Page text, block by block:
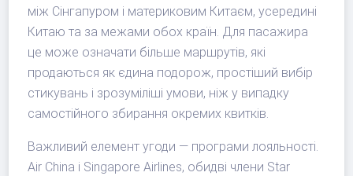
між Сінгапуром і материковим Китаєм, усередині
Китаю та за межами обох країн. Для пасажира
це може означати більше маршрутів, які
продаються як єдина подорож, простіший вибір
стикувань і зрозуміліші умови, ніж у випадку
самостійного збирання окремих квитків.
Важливий елемент угоди — програми лояльності.
Air China і Singapore Airlines, обидві члени Star